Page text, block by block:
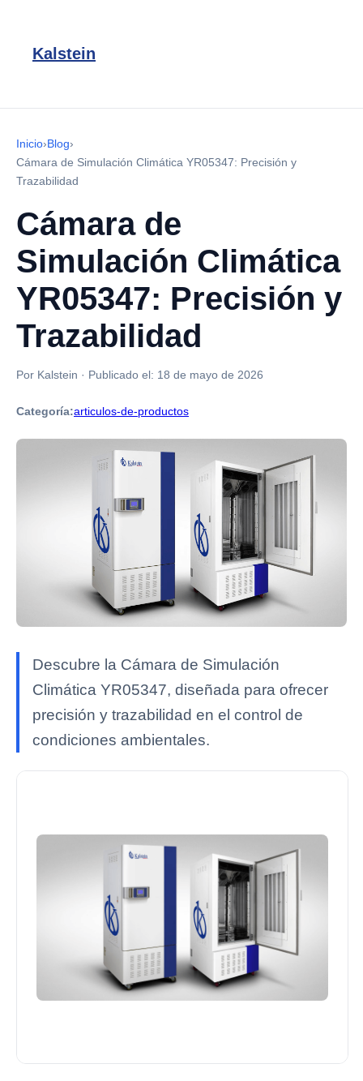
Kalstein
Inicio›Blog›
Cámara de Simulación Climática YR05347: Precisión y
Trazabilidad
Cámara de
Simulación Climática
YR05347: Precisión y
Trazabilidad
Por Kalstein · Publicado el: 18 de mayo de 2026
Categoría:articulos-de-productos
Descubre la Cámara de Simulación
Climática YR05347, diseñada para ofrecer
precisión y trazabilidad en el control de
condiciones ambientales.